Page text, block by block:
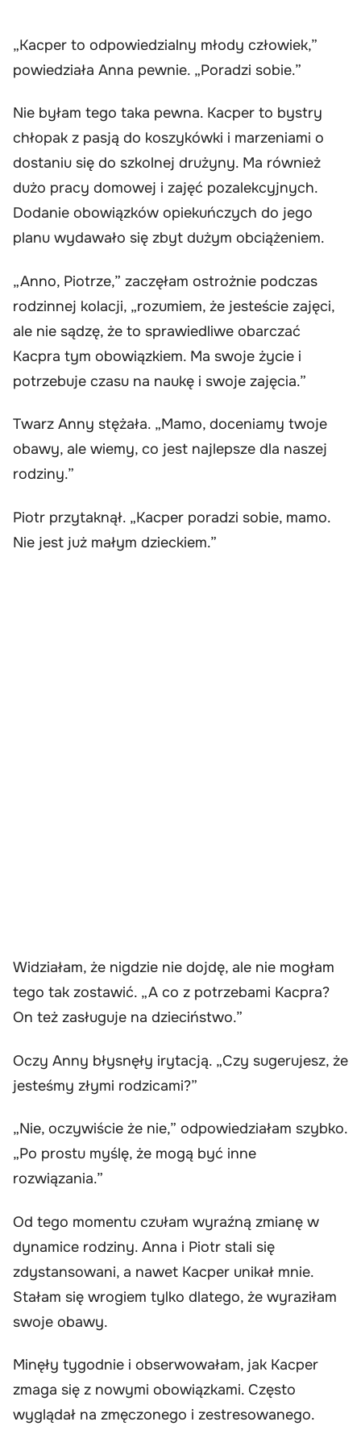
„Kacper to odpowiedzialny młody człowiek,”
powiedziała Anna pewnie. „Poradzi sobie.”
Nie byłam tego taka pewna. Kacper to bystry
chłopak z pasją do koszykówki i marzeniami o
dostaniu się do szkolnej drużyny. Ma również
dużo pracy domowej i zajęć pozalekcyjnych.
Dodanie obowiązków opiekuńczych do jego
planu wydawało się zbyt dużym obciążeniem.
„Anno, Piotrze,” zaczęłam ostrożnie podczas
rodzinnej kolacji, „rozumiem, że jesteście zajęci,
ale nie sądzę, że to sprawiedliwe obarczać
Kacpra tym obowiązkiem. Ma swoje życie i
potrzebuje czasu na naukę i swoje zajęcia.”
Twarz Anny stężała. „Mamo, doceniamy twoje
obawy, ale wiemy, co jest najlepsze dla naszej
rodziny.”
Piotr przytaknął. „Kacper poradzi sobie, mamo.
Nie jest już małym dzieckiem.”
Widziałam, że nigdzie nie dojdę, ale nie mogłam
tego tak zostawić. „A co z potrzebami Kacpra?
On też zasługuje na dzieciństwo.”
Oczy Anny błysnęły irytacją. „Czy sugerujesz, że
jesteśmy złymi rodzicami?”
„Nie, oczywiście że nie,” odpowiedziałam szybko.
„Po prostu myślę, że mogą być inne
rozwiązania.”
Od tego momentu czułam wyraźną zmianę w
dynamice rodziny. Anna i Piotr stali się
zdystansowani, a nawet Kacper unikał mnie.
Stałam się wrogiem tylko dlatego, że wyraziłam
swoje obawy.
Minęły tygodnie i obserwowałam, jak Kacper
zmaga się z nowymi obowiązkami. Często
wyglądał na zmęczonego i zestresowanego.